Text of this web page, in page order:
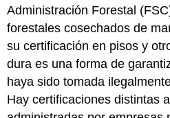
Administración Forestal
forestales cosechados de
su certificación en pisos y
dura es una forma de
haya sido tomada
Hay certificaciones distintas